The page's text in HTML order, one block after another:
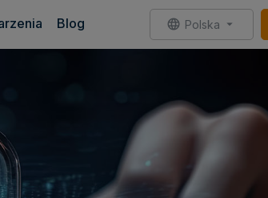
Blog Polska